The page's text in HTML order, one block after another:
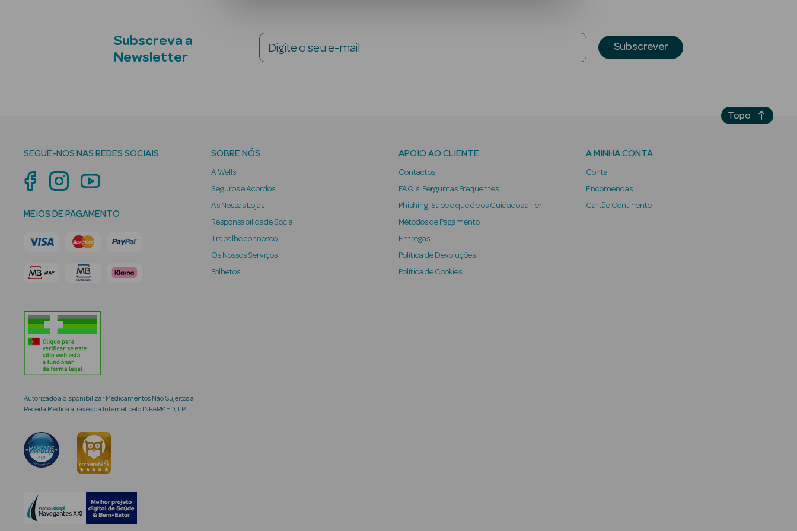
Subscreva a
Newsletter
Digite o seu e-mail Subscrever
SEGUE-NOS NAS REDES SOCIAIS
MEIOS DE PAGAMENTO
Autorizado a disponibilizar Medicamentos Não Sujeitos a
Receita Médica através da Internet pelo INFARMED, I.P.
SOBRE NÓS
A Wells
Seguros e Acordos
As Nossas Lojas
Responsabilidade Social
Trabalhe connosco
Os Nossos Serviços
Folhetos
APOIO AO CLIENTE
Contactos
FAQ's: Perguntas Frequentes
Phishing: Sabe o que é e os Cuidados a Ter
Métodos de Pagamento
Entregas
Política de Devoluções
Política de Cookies
A MINHA CONTA
Conta
Encomendas
Cartão Continente
Topo